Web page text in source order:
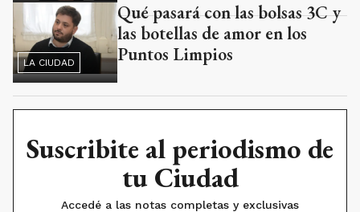
LA CIUDAD
Qué pasará con las bolsas 3C y
las botellas de amor en los
Puntos Limpios
Suscribite al periodismo de
tu Ciudad
Accedé a las notas completas y exclusivas